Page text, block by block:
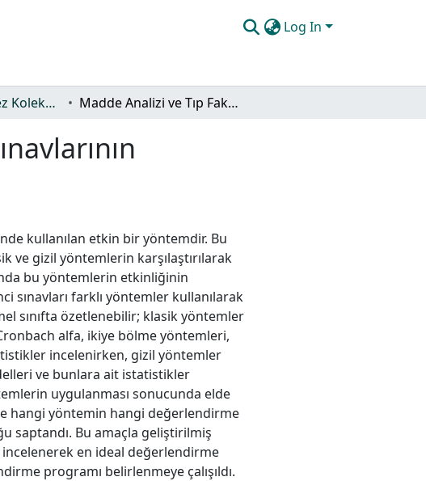
Log In
Yüksek Lisans Tez Koleksiyonu Madde Analizi ve Tıp Fakültesi Sınavlarının Değerlendirilmesi
kullanılan etkin bir yöntemdir. Bu
ve gizil yöntemlerin karşılaştırılarak
bu yöntemlerin etkinliğinin
sınavları farklı yöntemler kullanılarak
sınıfta özetlenebilir; klasik yöntemler
alfa, ikiye bölme yöntemleri,
incelenirken, gizil yöntemler
ve bunlara ait istatistikler
uygulanması sonucunda elde
hangi yöntemin hangi değerlendirme
saptandı. Bu amaçla geliştirilmiş
en ideal değerlendirme
programı belirlenmeye çalışıldı.